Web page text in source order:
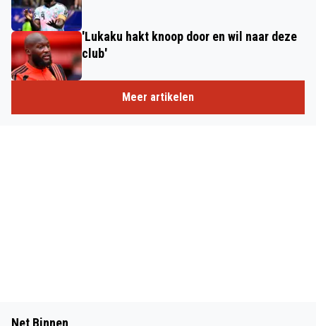
'Lukaku hakt knoop door en wil naar deze
club'
Meer artikelen
Net Binnen